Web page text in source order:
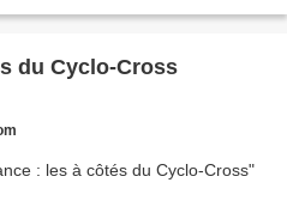
du Cyclo-Cross